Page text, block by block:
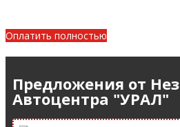
Оплатить полностью
Предложения от
Автоцентра "УРАЛ"